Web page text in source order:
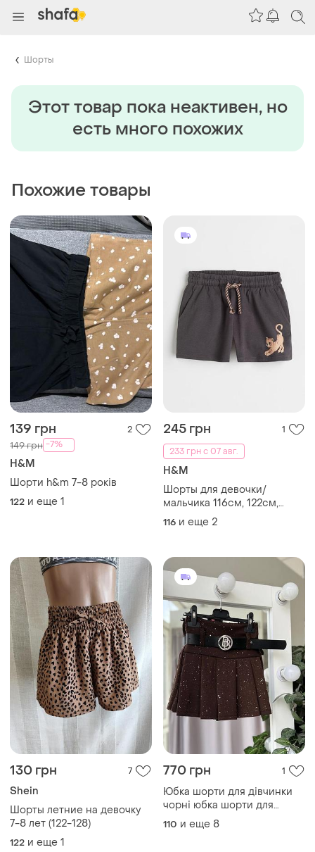
Шорты
Этот товар пока неактивен, но
есть много похожих
Похожие товары
139 грн 2
149 грн -7%
H&M
Шорти h&m 7-8 років
122 и еще 1
245 грн
1
233 грн с 07 авг.
H&M
Шорты для девочки/
мальчика 116см, 122см,
128см, h&amp;m, 5-6роков,
6-7роков, 7-8роков, шорты
116 и еще 2
130 грн 7
Shein
Шорты летние на девочку
7-8 лет (122-128)
122 и еще 1
770 грн 1
Юбка шорти для дівчинки
чорні юбка шорти для
дівчинки коричневі
110 и еще 8